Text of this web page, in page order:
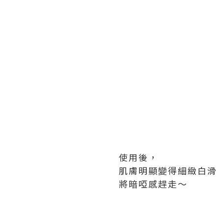
使用後，
肌膚明顯變得細緻白滑
將暗啞感趕走～